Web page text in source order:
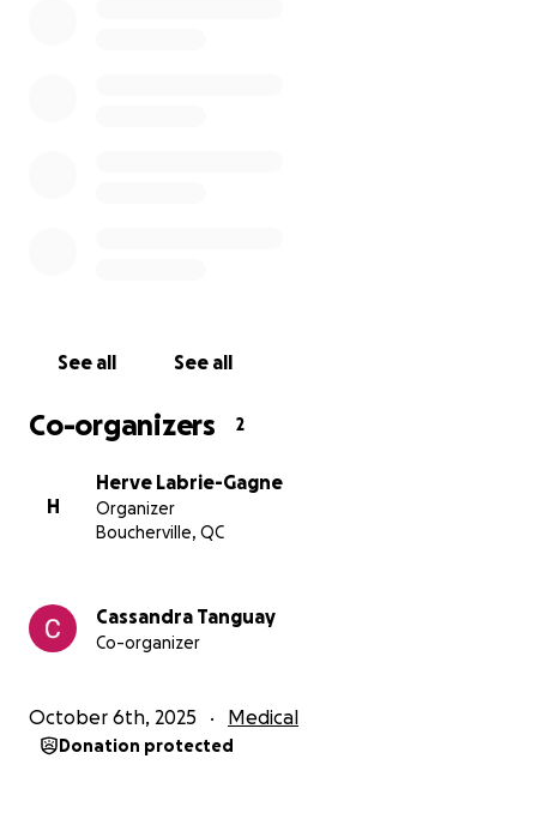
repas , tout peu faire une difference pour nous.
En vous remerciant, nous sommes remplis de
Cassandra, Madeleine, Arnaud et Hervé
See all See all
Co-organizers 2
H
Herve Labrie-Gagne
Organizer
Boucherville, QC
Cassandra Tanguay
Co-organizer
October 6th, 2025 Medical
Donation protected